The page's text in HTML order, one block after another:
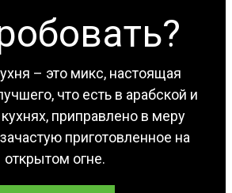
– это микс, настоящая
что есть в арабской и
приправлено в меру
приготовленное на
открытом огне.